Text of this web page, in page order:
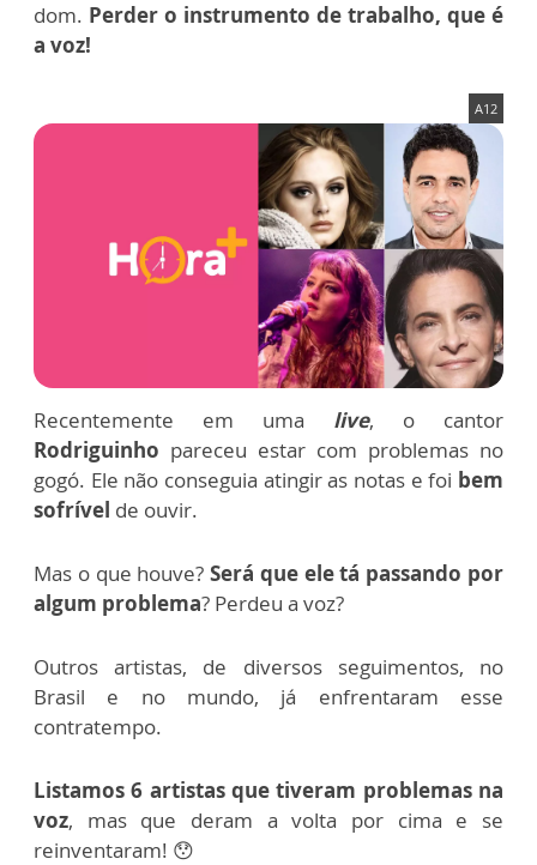
dom. Perder o instrumento de trabalho, que é
a voz!
A12
Recentemente em uma live, o cantor
Rodriguinho pareceu estar com problemas no
gogó. Ele não conseguia atingir as notas e foi bem
sofrível de ouvir.
Mas o que houve? Será que ele tá passando por
algum problema? Perdeu a voz?
Outros artistas, de diversos seguimentos, no
Brasil e no mundo, já enfrentaram esse
contratempo.
Listamos 6 artistas que tiveram problemas na
voz, mas que deram a volta por cima e se
reinventaram! 😯